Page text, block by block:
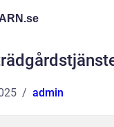
se
admin